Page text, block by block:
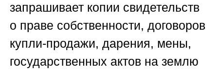
запрашивает копии свидетельств
о праве собственности, договоров
купли-продажи, дарения, мены,
государственных актов на землю